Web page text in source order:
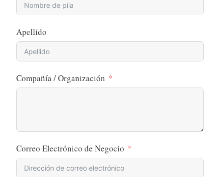
Apellido
Compañía / Organización
Correo Electrónico de Negocio